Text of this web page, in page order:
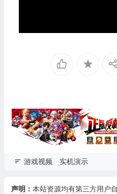
游戏视频 实机演示
声明： 本站资源均有第三方用户